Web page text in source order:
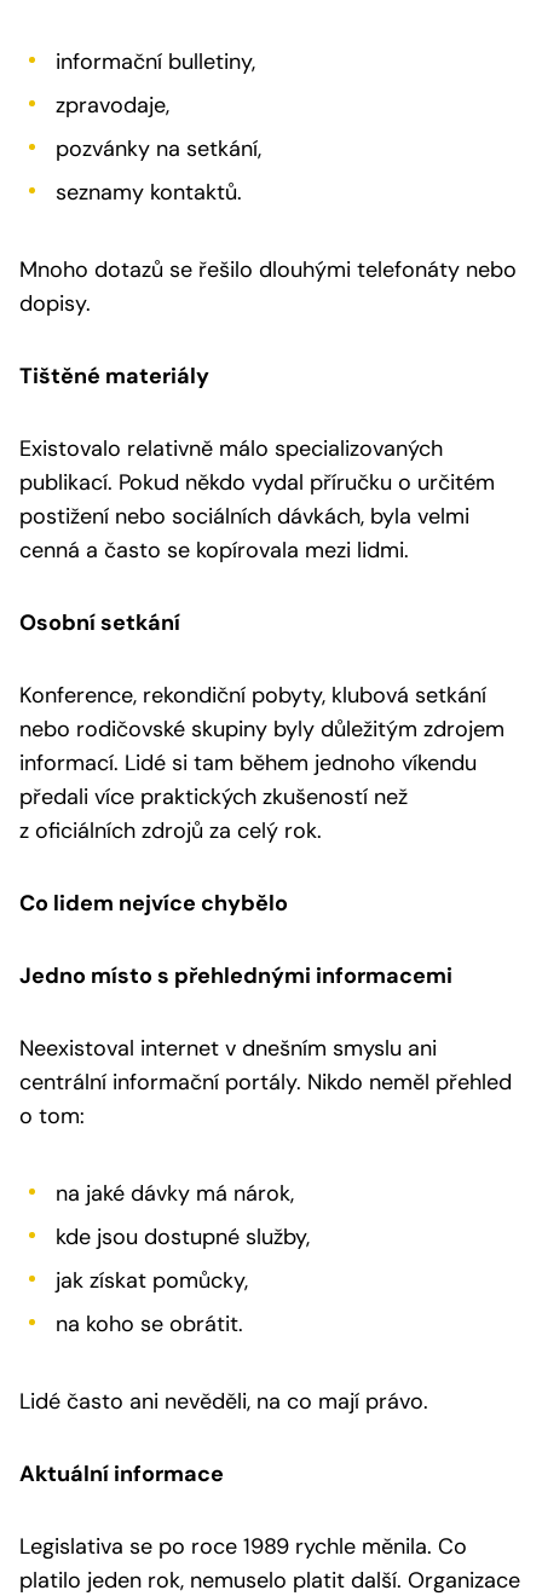
informační bulletiny,
zpravodaje,
pozvánky na setkání,
seznamy kontaktů.
Mnoho dotazů se řešilo dlouhými telefonáty nebo
dopisy.
Tištěné materiály
Existovalo relativně málo specializovaných
publikací. Pokud někdo vydal příručku o určitém
postižení nebo sociálních dávkách, byla velmi
cenná a často se kopírovala mezi lidmi.
Osobní setkání
Konference, rekondiční pobyty, klubová setkání
nebo rodičovské skupiny byly důležitým zdrojem
informací. Lidé si tam během jednoho víkendu
předali více praktických zkušeností než
z oficiálních zdrojů za celý rok.
Co lidem nejvíce chybělo
Jedno místo s přehlednými informacemi
Neexistoval internet v dnešním smyslu ani
centrální informační portály. Nikdo neměl přehled
o tom:
na jaké dávky má nárok,
kde jsou dostupné služby,
jak získat pomůcky,
na koho se obrátit.
Lidé často ani nevěděli, na co mají právo.
Aktuální informace
Legislativa se po roce 1989 rychle měnila. Co
platilo jeden rok, nemuselo platit další. Organizace